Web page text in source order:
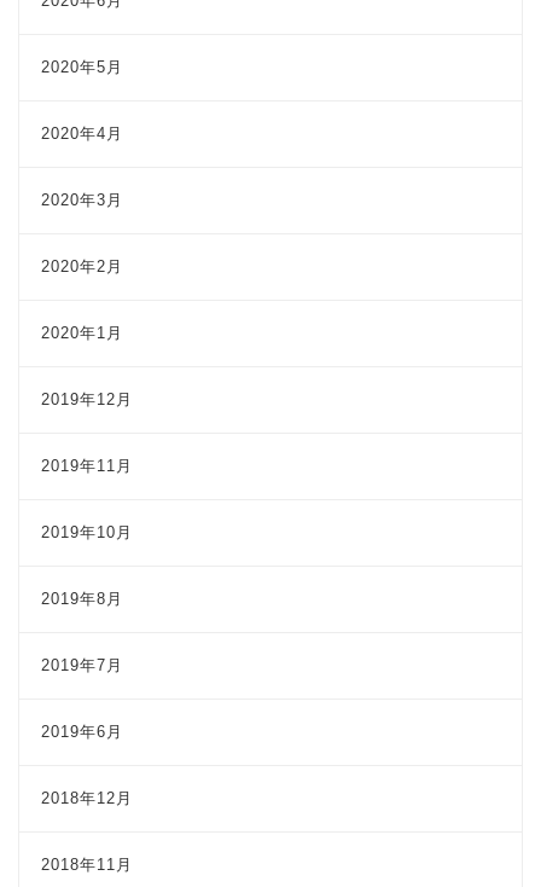
2020年5月
2020年4月
2020年3月
2020年2月
2020年1月
2019年12月
2019年11月
2019年10月
2019年8月
2019年7月
2019年6月
2018年12月
2018年11月